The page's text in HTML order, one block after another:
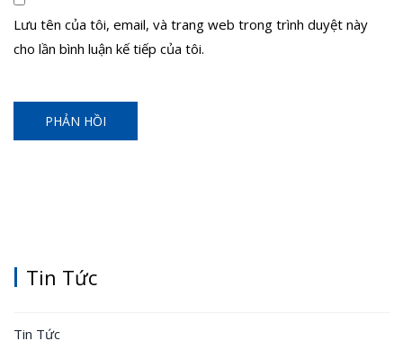
Lưu tên của tôi, email, và trang web trong trình duyệt này
cho lần bình luận kế tiếp của tôi.
Tin Tức
Tin Tức